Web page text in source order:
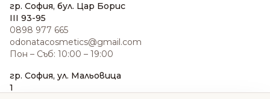
гр. София, бул. Цар Борис
III 93-95
0898 977 665
odonatacosmetics@gmail.com
Пон – Съб: 10:00 – 19:00
гр. София, ул. Мальовица
1